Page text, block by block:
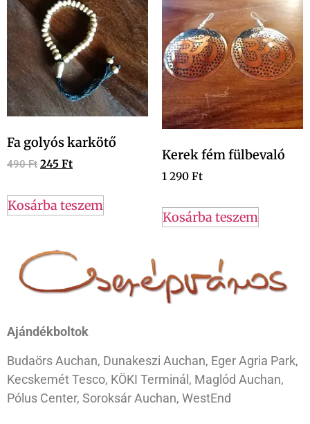
Fa golyós karkötő
490Ft 245 Ft
Kosárba teszem
Kerek fém fülbevaló
1 290 Ft
Kosárba teszem
Ajándékboltok
Budaörs Auchan, Dunakeszi Auchan, Eger Agria Park,
Kecskemét Tesco, KÖKI Terminál, Maglód Auchan,
Pólus Center, Soroksár Auchan, WestEnd